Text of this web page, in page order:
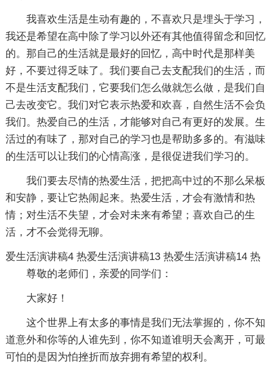
我喜欢生活是生动有趣的，不喜欢只是埋头于学习，
我还是希望在高中除了学习以外还有其他值得留念和回忆
的。那自己的生活就是最好的回忆，高中时代是那样美
好，不要过得乏味了。我们要自己去支配我们的生活，而
不是生活支配我们，它要我们怎么做就怎么做，是我们自
己去改变它。我们对它表示热爱和欢喜，自然生活不会负
我们。热爱自己的生活，才能够对自己有更好的发展。生
活过的有味了，那对自己的学习也是帮助多多的。有滋味
的生活可以让我们的心情高涨，是很促进我们学习的。
我们要去尽情的热爱生活，把把高中过的不那么呆板
和安静，要让它热闹起来。热爱生活，才会有激情和热
情；对生活不失望，才会对未来有希望；喜欢自己的生
活，才不会觉得无聊。
爱生活演讲稿4
尊敬的老师们，亲爱的同学们：
大家好！
这个世界上有太多的事情是我们无法掌握的，你不知
道意外和你等的人谁先到，你不知道谁明天会离开，可最
可怕的是因为怕挫折而放弃拥有希望的权利。
热爱生活演讲稿13 热爱生活演讲稿14 热